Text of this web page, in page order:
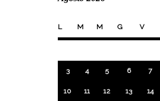
L M M G V
3 4 5 6 7
10 11 12 13 14